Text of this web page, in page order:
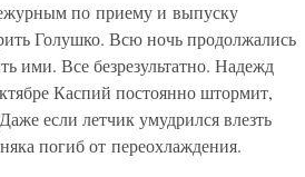
по приему и выпуску
Голушко. Всю ночь продолжались
ими. Все безрезультатно. Надежд
Каспий постоянно штормит,
если летчик умудрился влезть
погиб от переохлаждения.